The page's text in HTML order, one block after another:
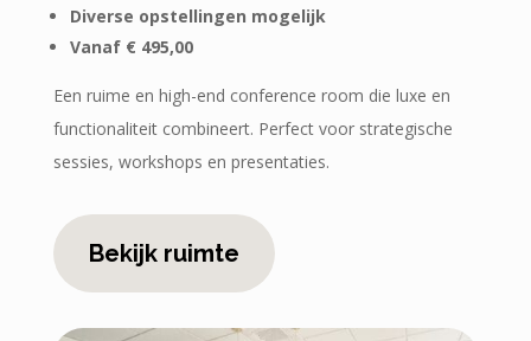
Diverse opstellingen mogelijk
Vanaf € 495,00
Een ruime en high-end conference room die luxe en
functionaliteit combineert. Perfect voor strategische
sessies, workshops en presentaties.
Bekijk ruimte